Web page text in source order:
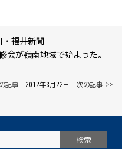
福井新聞
会が嶺南地域で始まった。
記事 │ 2012年8月22日 │次の記事 >>